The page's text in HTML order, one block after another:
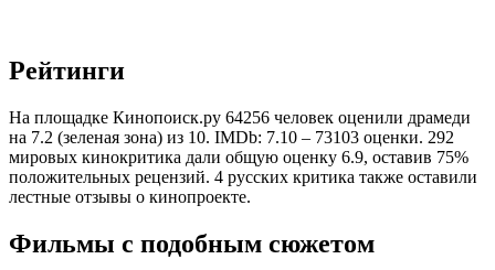
Рейтинги
На площадке Кинопоиск.ру 64256 человек оценили драмеди
на 7.2 (зеленая зона) из 10. IMDb: 7.10 – 73103 оценки. 292
мировых кинокритика дали общую оценку 6.9, оставив 75%
положительных рецензий. 4 русских критика также оставили
лестные отзывы о кинопроекте.
Фильмы с подобным сюжетом